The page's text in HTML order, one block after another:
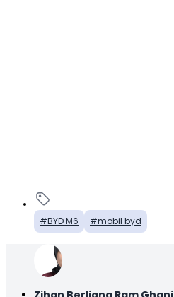
BYD M6 mobil byd